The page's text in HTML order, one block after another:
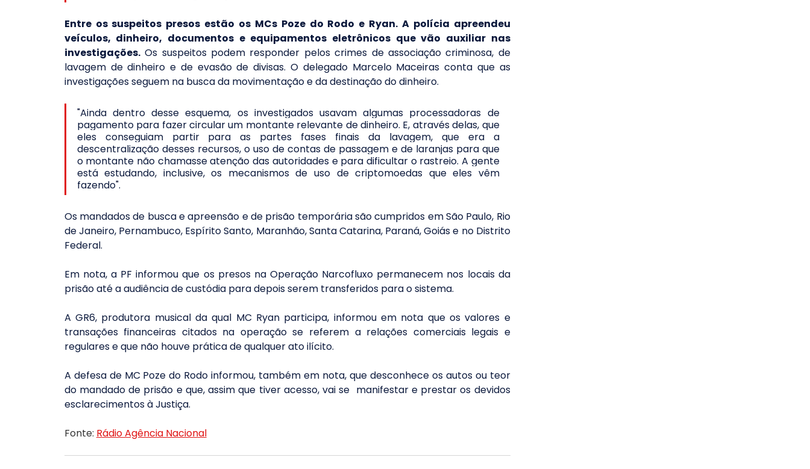
Entre os suspeitos presos estão os MCs Poze do Rodo e Ryan. A polícia apreendeu
veículos, dinheiro, documentos e equipamentos eletrônicos que vão auxiliar nas
investigações. Os suspeitos podem responder pelos crimes de associação criminosa, de
lavagem de dinheiro e de evasão de divisas. O delegado Marcelo Maceiras conta que as
investigações seguem na busca da movimentação e da destinação do dinheiro.
"Ainda dentro desse esquema, os investigados usavam algumas processadoras de
pagamento para fazer circular um montante relevante de dinheiro. E, através delas, que
eles conseguiam partir para as partes fases finais da lavagem, que era a
descentralização desses recursos, o uso de contas de passagem e de laranjas para que
o montante não chamasse atenção das autoridades e para dificultar o rastreio. A gente
está estudando, inclusive, os mecanismos de uso de criptomoedas que eles vêm
fazendo".
Os mandados de busca e apreensão e de prisão temporária são cumpridos em São Paulo, Rio
de Janeiro, Pernambuco, Espírito Santo, Maranhão, Santa Catarina, Paraná, Goiás e no Distrito
Federal.
Em nota, a PF informou que os presos na Operação Narcofluxo permanecem nos locais da
prisão até a audiência de custódia para depois serem transferidos para o sistema.
A GR6, produtora musical da qual MC Ryan participa, informou em nota que os valores e
transações financeiras citados na operação se referem a relações comerciais legais e
regulares e que não houve prática de qualquer ato ilícito.
A defesa de MC Poze do Rodo informou, também em nota, que desconhece os autos ou teor
do mandado de prisão e que, assim que tiver acesso, vai se  manifestar e prestar os devidos
esclarecimentos à Justiça.
Fonte: Rádio Agência Nacional